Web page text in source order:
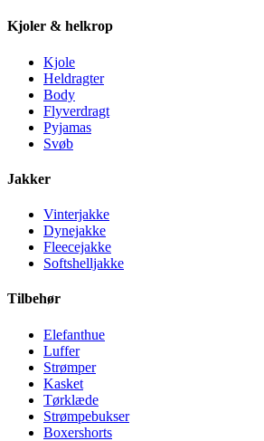
Kjoler & helkrop
Kjole
Heldragter
Body
Flyverdragt
Pyjamas
Svøb
Jakker
Vinterjakke
Dynejakke
Fleecejakke
Softshelljakke
Tilbehør
Elefanthue
Luffer
Strømper
Kasket
Tørklæde
Strømpebukser
Boxershorts